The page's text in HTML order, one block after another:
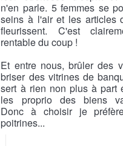
n'en parle. 5 femmes se
seins à l'air et les articles
fleurissent. C'est
rentable du coup !
Et entre nous, brûler des
briser des vitrines de
sert à rien non plus à part
les proprio des biens
Donc à choisir je
poitrines...